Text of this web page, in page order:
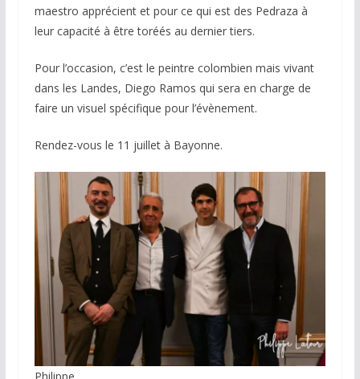
maestro apprécient et pour ce qui est des Pedraza à
leur capacité à être toréés au dernier tiers.
Pour l’occasion, c’est le peintre colombien mais vivant
dans les Landes, Diego Ramos qui sera en charge de
faire un visuel spécifique pour l’évènement.
Rendez-vous le 11 juillet à Bayonne.